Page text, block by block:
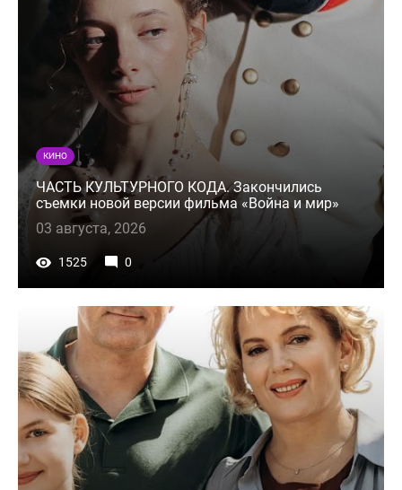
КИНО
ЧАСТЬ КУЛЬТУРНОГО КОДА. Закончились
съемки новой версии фильма «Война и мир»
03 августа, 2026
1525 0